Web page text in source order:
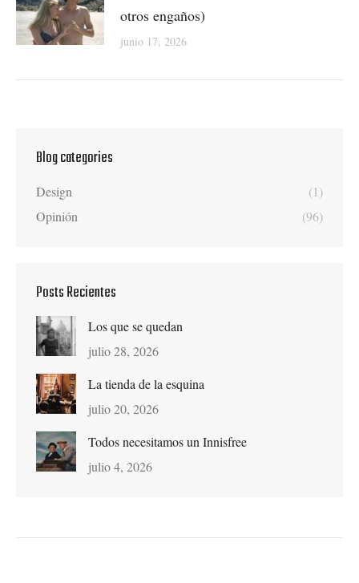
otros engaños)
junio 17, 2026
Blog categories
Design
(1)
Opinión
(96)
Posts Recientes
Los que se quedan
julio 28, 2026
La tienda de la esquina
julio 20, 2026
Todos necesitamos un Innisfree
julio 4, 2026